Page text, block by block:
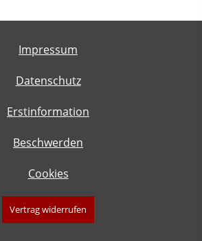
Impressum
Datenschutz
Erstinformation
Beschwerden
Cookies
Vertrag widerrufen